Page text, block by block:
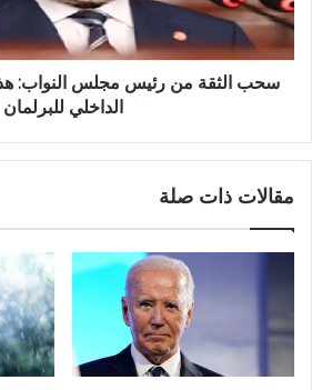
سحب الثقة من رئيس مجلس النواب:
الداخلي للبرلمان
مقالات ذات صلة